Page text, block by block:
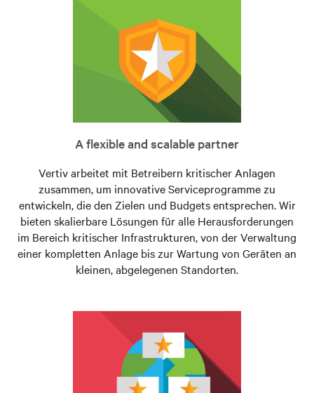
A flexible and scalable partner
Vertiv arbeitet mit Betreibern kritischer Anlagen
zusammen, um innovative Serviceprogramme zu
entwickeln, die den Zielen und Budgets entsprechen. Wir
bieten skalierbare Lösungen für alle Herausforderungen
im Bereich kritischer Infrastrukturen, von der Verwaltung
einer kompletten Anlage bis zur Wartung von Geräten an
kleinen, abgelegenen Standorten.